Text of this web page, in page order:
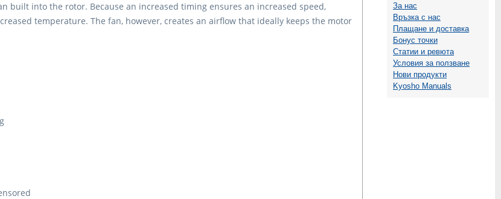
built into the rotor. Because an increased timing ensures an increased speed,
temperature. The fan, however, creates an airflow that ideally keeps the motor
За нас
Връзка с нас
Плащане и доставка
Бонус точки
Статии и ревюта
Условия за ползване
Нови продукти
Kyosho Manuals